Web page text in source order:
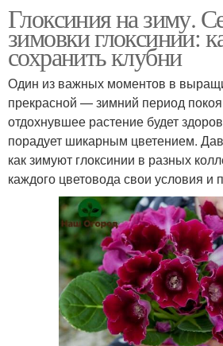
Глоксиния на зиму.
зимовки глоксинии:
сохранить клубни
Один из важных моментов в
прекрасной — зимний период
отдохнувшее растение будет
порадует шикарным цветением.
как зимуют глоксинии в разных
каждого цветовода свои условия и